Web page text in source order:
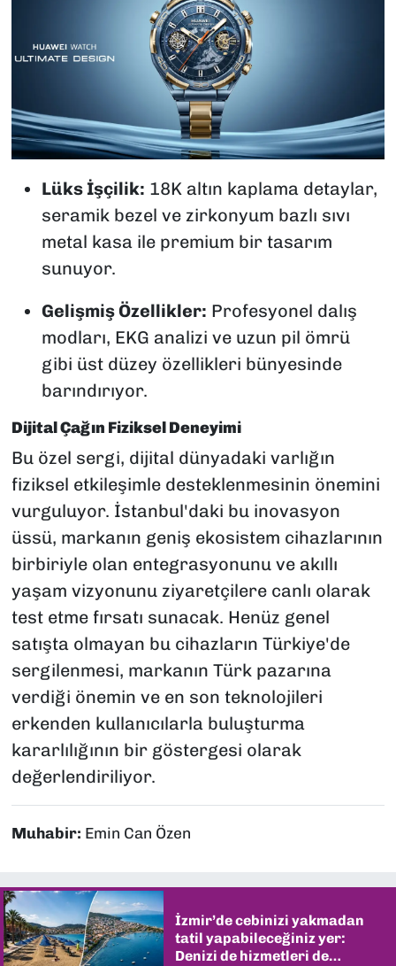
Lüks İşçilik: 18K altın kaplama detaylar,
seramik bezel ve zirkonyum bazlı sıvı
metal kasa ile premium bir tasarım
sunuyor.
Gelişmiş Özellikler: Profesyonel dalış
modları, EKG analizi ve uzun pil ömrü
gibi üst düzey özellikleri bünyesinde
barındırıyor.
Dijital Çağın Fiziksel Deneyimi
Bu özel sergi, dijital dünyadaki varlığın
fiziksel etkileşimle desteklenmesinin önemini
vurguluyor. İstanbul'daki bu inovasyon
üssü, markanın geniş ekosistem cihazlarının
birbiriyle olan entegrasyonunu ve akıllı
yaşam vizyonunu ziyaretçilere canlı olarak
test etme fırsatı sunacak. Henüz genel
satışta olmayan bu cihazların Türkiye'de
sergilenmesi, markanın Türk pazarına
verdiği önemin ve en son teknolojileri
erkenden kullanıcılarla buluşturma
kararlılığının bir göstergesi olarak
değerlendiriliyor.
Muhabir: Emin Can Özen
İzmir’de cebinizi yakmadan
tatil yapabileceğiniz yer:
Denizi de hizmetleri de